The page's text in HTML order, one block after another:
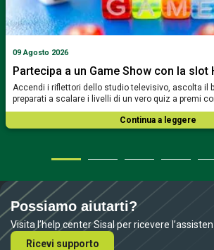
09 Agosto 2026
Partecipa a un Game Show con la slot
Accendi i riflettori dello studio televisivo, ascolta il
preparati a scalare i livelli di un vero quiz a premi
Continua a leggere
Possiamo aiutarti?
Visita l’help center Sisal per ricevere
Ricevi supporto